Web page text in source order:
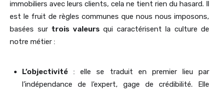
immobiliers avec leurs clients, cela ne tient rien du hasard. Il
est le fruit de règles communes que nous nous imposons,
basées sur trois valeursqui caractérisent la culture de
notre métier :
L’objectivité : elle se traduit en premier lieu par
l’indépendance de l’expert, gage de crédibilité. Elle